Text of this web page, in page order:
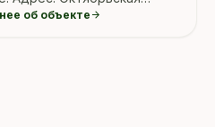
Вилейка, Беларусь.
об объекте arrow_forward